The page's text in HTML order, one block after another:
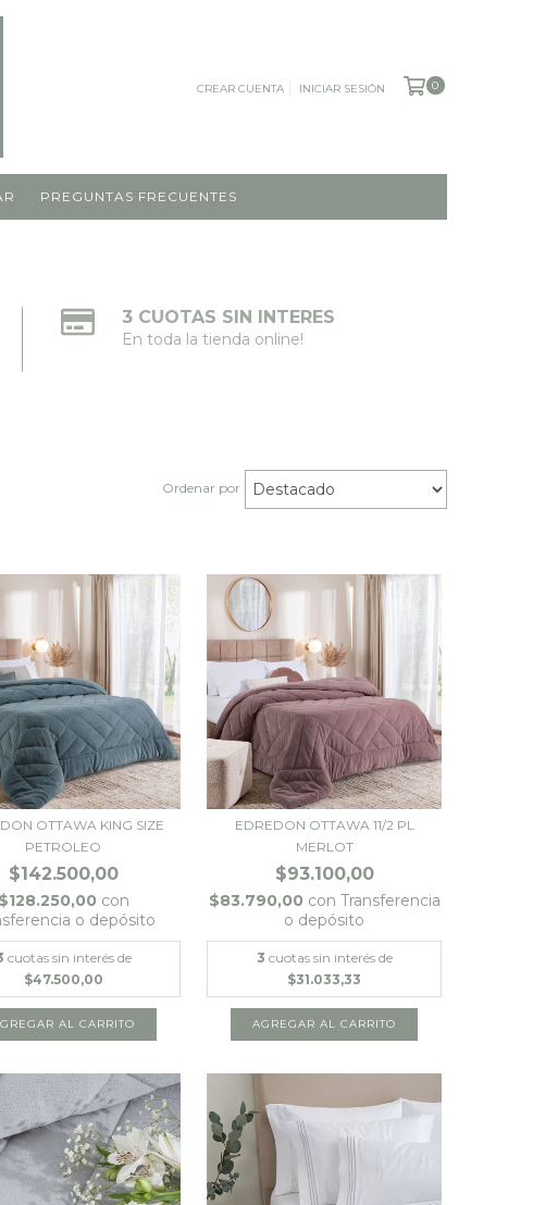
CREAR CUENTA INICIAR SESIÓN 0
PREGUNTAS FRECUENTES
3 CUOTAS SIN INTERES
En toda la tienda online!
Ordenar por
OTTAWA KING SIZE
PETROLEO
$142.500,00
$128.250,00 con
o depósito
cuotas sin interés de
$47.500,00
EDREDON OTTAWA 11/2 PL
MERLOT
$93.100,00
$83.790,00 con Transferencia
o depósito
3 cuotas sin interés de
$31.033,33